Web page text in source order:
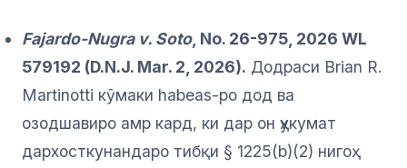
Fajardo-Nugra v. Soto, No. 26-975, 2026 WL
579192 (D.N.J. Mar. 2, 2026). Додраси Brian R.
Martinotti кӯмаки habeas-ро дод ва
озодшавиро амр кард, ки дар он ҳукумат
дархосткунандаро тибқи § 1225(b)(2) нигоҳ